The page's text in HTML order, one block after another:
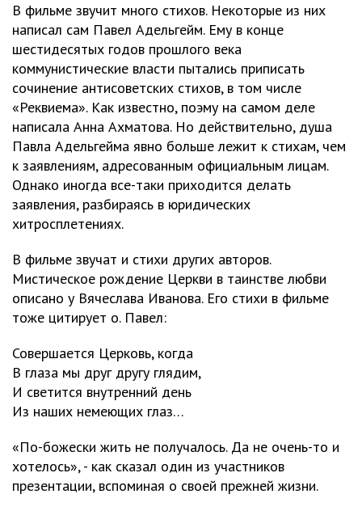
В фильме звучит много стихов. Некоторые из них
написал сам Павел Адельгейм. Ему в конце
шестидесятых годов прошлого века
коммунистические власти пытались приписать
сочинение антисоветских стихов, в том числе
«Реквиема». Как известно, поэму на самом деле
написала Анна Ахматова. Но действительно, душа
Павла Адельгейма явно больше лежит к стихам, чем
к заявлениям, адресованным официальным лицам.
Однако иногда все-таки приходится делать
заявления, разбираясь в юридических
хитросплетениях.
В фильме звучат и стихи других авторов.
Мистическое рождение Церкви в таинстве любви
описано у Вячеслава Иванова. Его стихи в фильме
тоже цитирует о. Павел:
Совершается Церковь, когда
В глаза мы друг другу глядим,
И светится внутренний день
Из наших немеющих глаз…
«По-божески жить не получалось. Да не очень-то и
хотелось», - как сказал один из участников
презентации, вспоминая о своей прежней жизни.